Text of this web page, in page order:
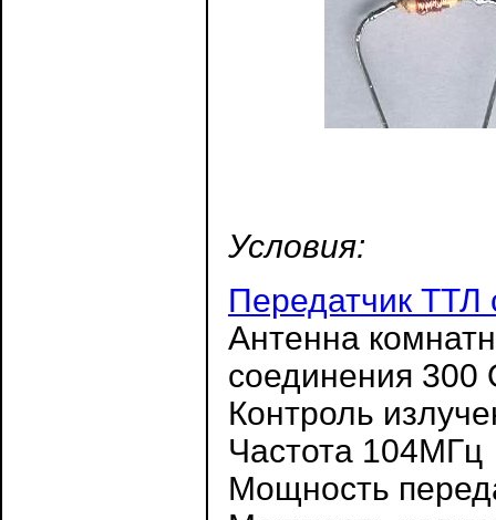
Условия:
Передатчик ТТЛ
Антенна
соединения 300
Контроль
Частота 104МГц
Мощность